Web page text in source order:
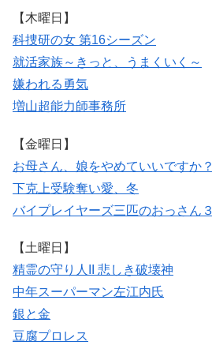
【木曜日】
科捜研の女 第16シーズン
就活家族～きっと、うまくいく～
嫌われる勇気
増山超能力師事務所
【金曜日】
お母さん、娘をやめていいですか？
下克上受験奪い愛、冬
バイプレイヤーズ三匹のおっさん３
【土曜日】
精霊の守り人II 悲しき破壊神
中年スーパーマン左江内氏
銀と金
豆腐プロレス